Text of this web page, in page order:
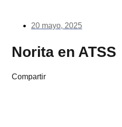
20 mayo, 2025
Norita en ATSS
Compartir